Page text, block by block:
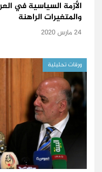
الأزمة السياسية في
والمتغيرات الراهنة
24 مارس 2020
ورقات تحليلية